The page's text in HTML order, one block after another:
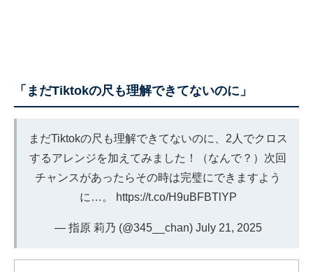
「まだTiktokの尺も理解できてないのに」
まだTiktokの尺も理解できてないのに、2人でクロス
するアレンジを加えてみました！（なんで？）次回
チャンスがあったらその時は完璧にできますよう
に…。
https://t.co/H9uBFBTlYP
— 指原 莉乃 (@345__chan) July 21, 2025